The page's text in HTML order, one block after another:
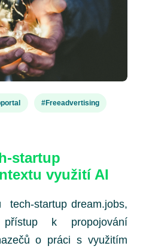
#freeadvertising
startup
využití AI
tech-startup dream.jobs,
k propojování
o práci s využitím